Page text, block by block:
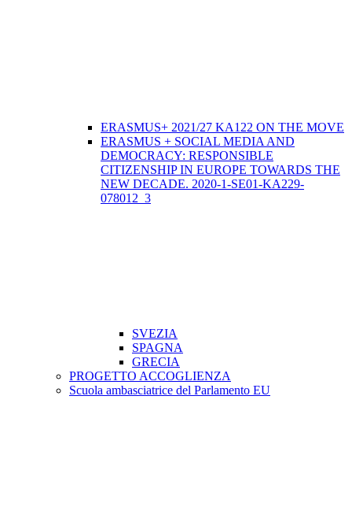
ERASMUS+ 2021/27 KA122 ON THE MOVE
ERASMUS + SOCIAL MEDIA AND
DEMOCRACY: RESPONSIBLE
CITIZENSHIP IN EUROPE TOWARDS THE
NEW DECADE. 2020-1-SE01-KA229-
078012_3
SVEZIA
SPAGNA
GRECIA
PROGETTO ACCOGLIENZA
Scuola ambasciatrice del Parlamento EU